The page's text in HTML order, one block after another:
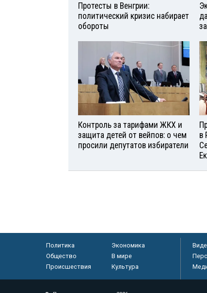
Протесты в Венгрии:
политический кризис набирает
обороты
Контроль за тарифами ЖКХ и
защита детей от вейпов: о чем
просили депутатов избиратели
в
Политика
Экономика
Общество
В мире
Происшествия
Культура